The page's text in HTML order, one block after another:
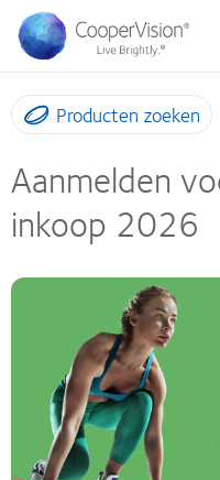
Overslaan
naar
de
inhoud
gaan
Producten zoeken
Aanmelden
inkoop 2026